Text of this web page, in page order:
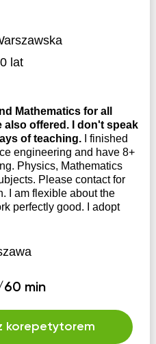
lat
Mathematics for all
also offered. I don't speak
of teaching.
I finished
engineering and have 8+
Physics, Mathematics
Please contact for
I am flexible about the
perfectly good. I adopt
60 min
korepetytorem